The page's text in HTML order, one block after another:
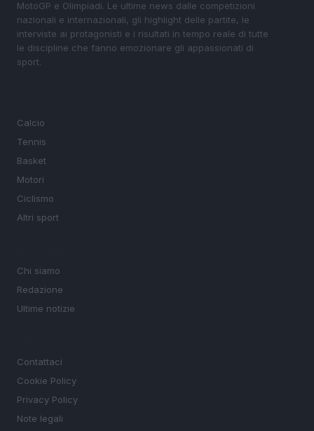
MotoGP e Olimpiadi. Le ultime news dalle competizioni
nazionali e internazionali, gli highlight delle partite, le
interviste ai protagonisti e i risultati in tempo reale di tutte
le discipline che fanno emozionare gli appassionati di
sport.
Calcio
Tennis
Basket
Motori
Ciclismo
Altri sport
Chi siamo
Redazione
Ultime notizie
Contattaci
Cookie Policy
Privacy Policy
Note legali